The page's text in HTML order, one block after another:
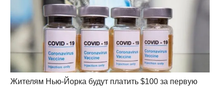
Жителям Нью-Йорка будут платить $100 за первую